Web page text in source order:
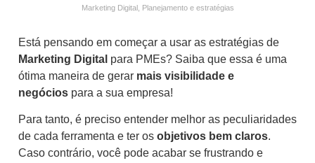
Marketing Digital, Planejamento e estratégias
Está pensando em começar a usar as estratégias de
Marketing Digital para PMEs? Saiba que essa é uma
ótima maneira de gerar mais visibilidade e
negócios para a sua empresa!
Para tanto, é preciso entender melhor as peculiaridades
de cada ferramenta e ter os objetivos bem claros.
Caso contrário, você pode acabar se frustrando e